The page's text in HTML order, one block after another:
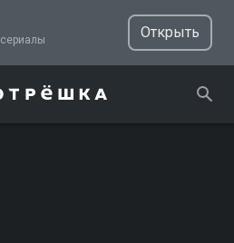
ТВ, фильмы и сериалы
Открыть